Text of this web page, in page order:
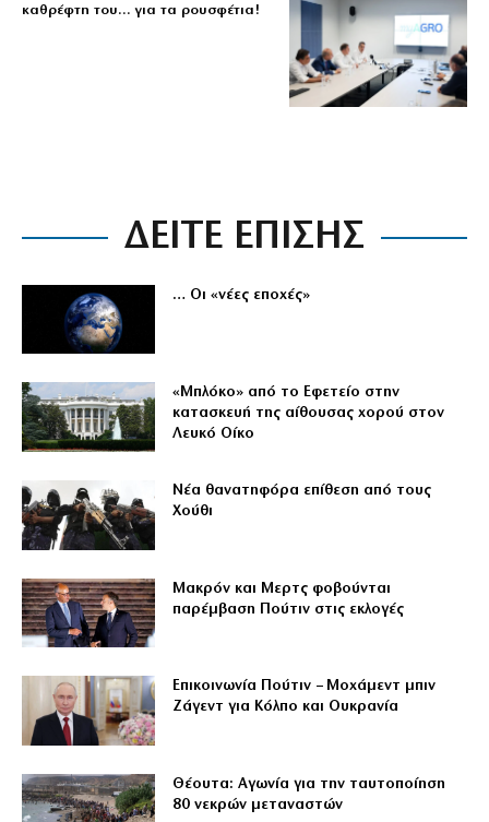
καθρέφτη του… για τα ρουσφέτια!
ΔΕΙΤΕ ΕΠΙΣΗΣ
… Οι «νέες εποχές»
«Μπλόκο» από το Εφετείο στην
κατασκευή της αίθουσας χορού στον
Λευκό Οίκο
Νέα θανατηφόρα επίθεση από τους
Χούθι
Μακρόν και Μερτς φοβούνται
παρέμβαση Πούτιν στις εκλογές
Επικοινωνία Πούτιν – Μοχάμεντ μπιν
Ζάγεντ για Κόλπο και Ουκρανία
Θέουτα: Αγωνία για την ταυτοποίηση
80 νεκρών μεταναστών